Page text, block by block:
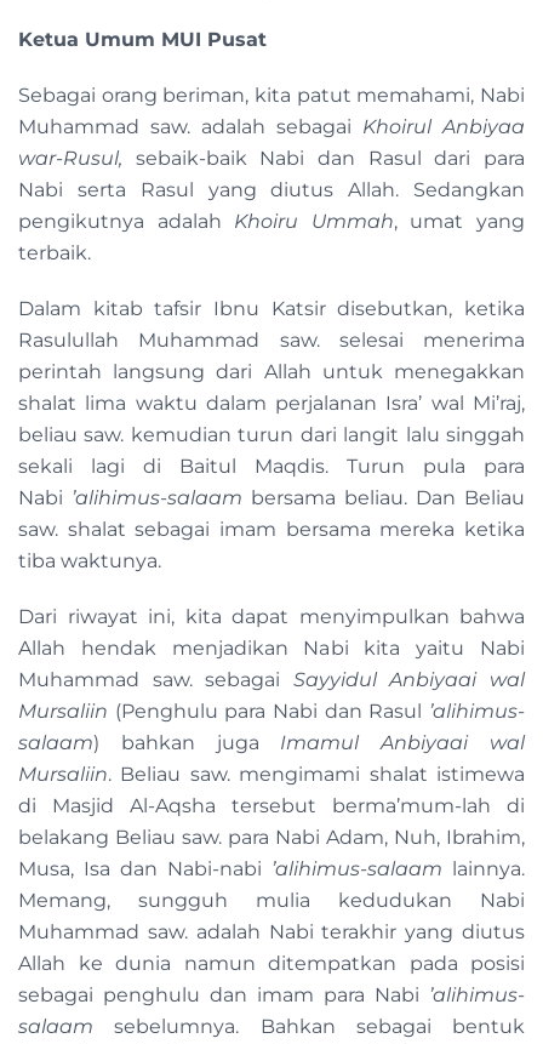
Ketua Umum MUI Pusat
Sebagai orang beriman, kita patut memahami, Nabi
Muhammad saw. adalah sebagai Khoirul Anbiyaa
war-Rusul, sebaik-baik Nabi dan Rasul dari para
Nabi serta Rasul yang diutus Allah. Sedangkan
pengikutnya adalah Khoiru Ummah, umat yang
terbaik.
Dalam kitab tafsir Ibnu Katsir disebutkan, ketika
Rasulullah Muhammad saw. selesai menerima
perintah langsung dari Allah untuk menegakkan
shalat lima waktu dalam perjalanan Isra’ wal Mi’raj,
beliau saw. kemudian turun dari langit lalu singgah
sekali lagi di Baitul Maqdis. Turun pula para
Nabi ’alihimus-salaam bersama beliau. Dan Beliau
saw. shalat sebagai imam bersama mereka ketika
tiba waktunya.
Dari riwayat ini, kita dapat menyimpulkan bahwa
Allah hendak menjadikan Nabi kita yaitu Nabi
Muhammad saw. sebagai Sayyidul Anbiyaai wal
Mursaliin (Penghulu para Nabi dan Rasul ’alihimus-
salaam) bahkan juga Imamul Anbiyaai wal
Mursaliin. Beliau saw. mengimami shalat istimewa
di Masjid Al-Aqsha tersebut berma’mum-lah di
belakang Beliau saw. para Nabi Adam, Nuh, Ibrahim,
Musa, Isa dan Nabi-nabi ’alihimus-salaam lainnya.
Memang, sungguh mulia kedudukan Nabi
Muhammad saw. adalah Nabi terakhir yang diutus
Allah ke dunia namun ditempatkan pada posisi
sebagai penghulu dan imam para Nabi ’alihimus-
salaam sebelumnya. Bahkan sebagai bentuk